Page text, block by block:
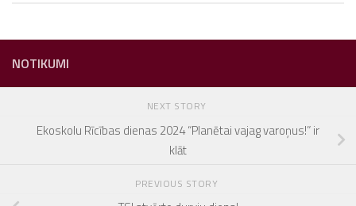
NOTIKUMI
NEXT STORY
Ekoskolu Rīcības dienas 2024 “Planētai vajag varoņus!” ir
klāt
PREVIOUS STORY